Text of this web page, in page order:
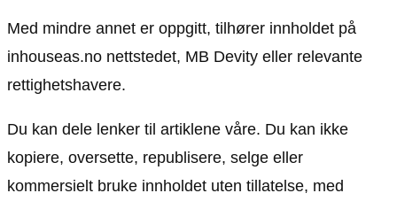
Med mindre annet er oppgitt, tilhører innholdet på
inhouseas.no nettstedet, MB Devity eller relevante
rettighetshavere.
Du kan dele lenker til artiklene våre. Du kan ikke
kopiere, oversette, republisere, selge eller
kommersielt bruke innholdet uten tillatelse, med